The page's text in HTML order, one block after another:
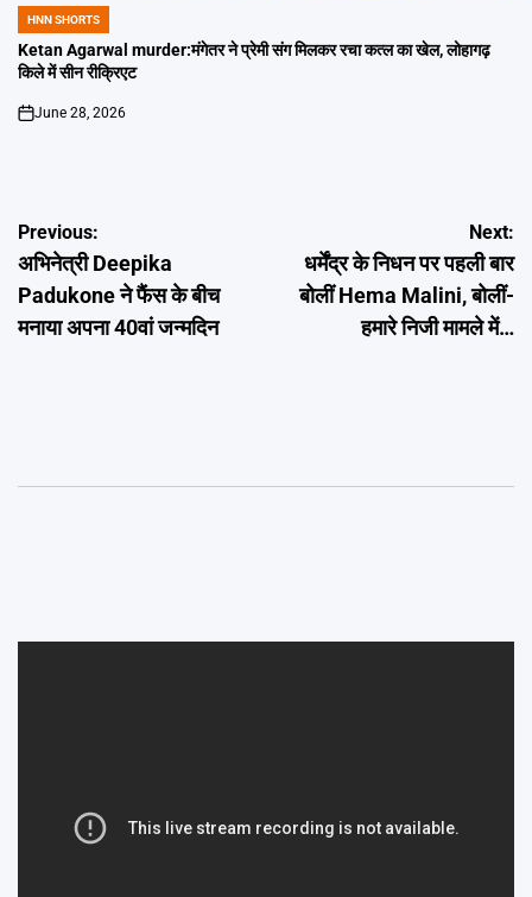
POSTED
IN
HNN SHORTS
Ketan Agarwal murder:मंगेतर ने प्रेमी संग मिलकर रचा कत्ल का खेल, लोहागढ़
किले में सीन रीक्रिएट
on
June 28, 2026
Post
navigation
Previous:
अभिनेत्री Deepika
Padukone ने फैंस के बीच
मनाया अपना 40वां जन्मदिन
Next:
धर्मेंद्र के निधन पर पहली बार
बोलीं Hema Malini, बोलीं-
हमारे निजी मामले में…